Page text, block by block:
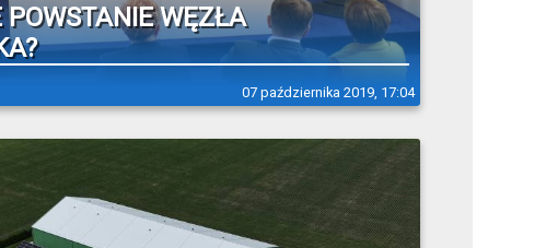
07 października 2019, 17:04
WĘZŁA